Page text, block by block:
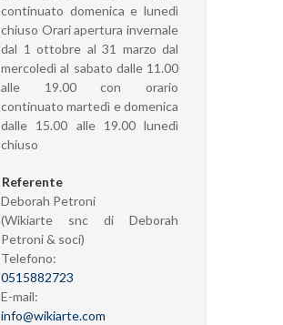
continuato domenica e lunedì
chiuso Orari apertura invernale
dal 1 ottobre al 31 marzo dal
mercoledì al sabato dalle 11.00
alle 19.00 con orario
continuato martedì e domenica
dalle 15.00 alle 19.00 lunedì
chiuso
Referente
Deborah Petroni
(Wikiarte snc di Deborah
Petroni & soci)
Telefono:
0515882723
E-mail:
info@wikiarte.com